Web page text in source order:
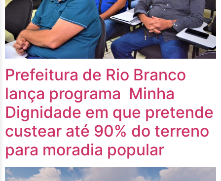
Prefeitura de Rio Branco
lança programa Minha
Dignidade em que pretende
custear até 90% do terreno
para moradia popular